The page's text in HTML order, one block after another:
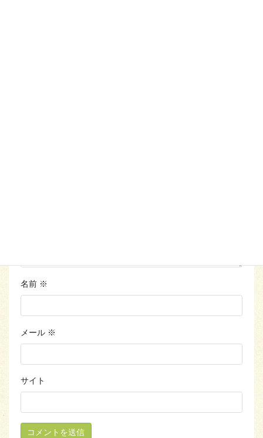
名前 ※
メール ※
サイト